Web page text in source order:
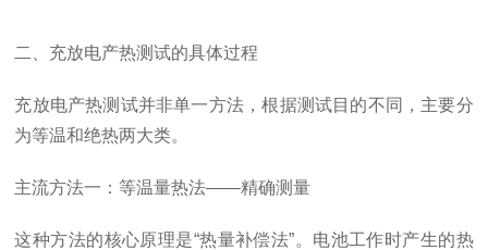
二、充放电产热测试的具体过程
充放电产热测试并非单一方法，根据测试目的不同，主要分
为等温和绝热两大类。
主流方法一：等温量热法——精确测量
这种方法的核心原理是“热量补偿法”。电池工作时产生的热